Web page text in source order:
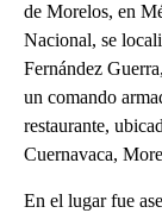
de Morelos, en
Nacional, se
Fernández
un comando
restaurante,
Cuernavaca,
En el lugar fue